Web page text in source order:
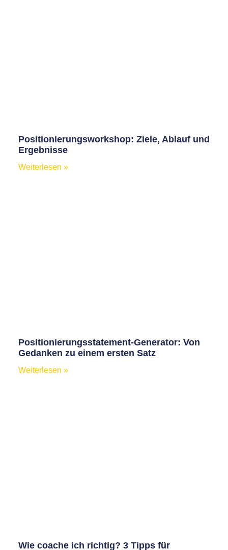
Positionierungsworkshop: Ziele, Ablauf und
Ergebnisse
Weiterlesen »
Positionierungsstatement-Generator: Von
Gedanken zu einem ersten Satz
Weiterlesen »
Wie coache ich richtig? 3 Tipps für